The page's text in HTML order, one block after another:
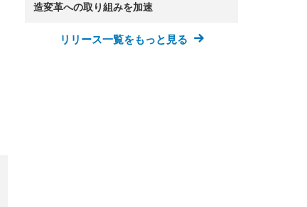
造変革への取り組みを加速
リリース一覧をもっと見る